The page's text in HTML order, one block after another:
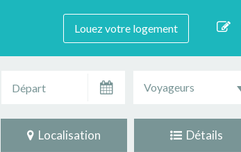
Louez votre logement
Voyageurs
Localisation Détails